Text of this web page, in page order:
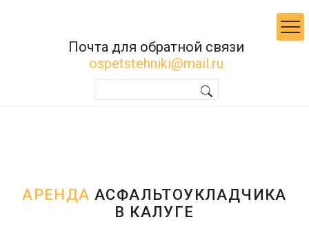
Почта для обратной связи
ospetstehniki@mail.ru
АРЕНДА АСФАЛЬТОУКЛАДЧИКА
В КАЛУГЕ